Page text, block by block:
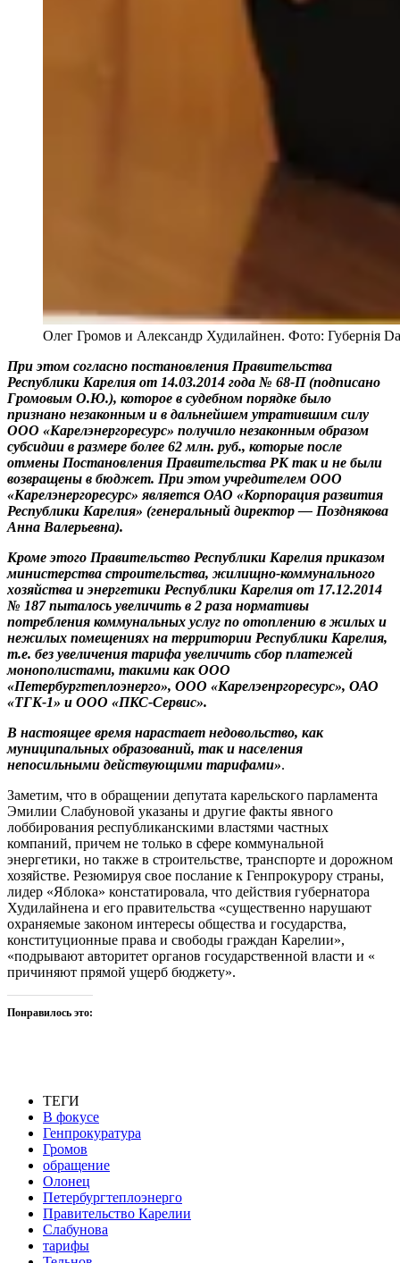
Олег Громов и Александр Худилайнен. Фото: Губернiя
При этом согласно постановления Правительства
Республики Карелия от 14.03.2014 года № 68-П (подписано
Громовым О.Ю.), которое в судебном порядке было
признано незаконным и в дальнейшем утратившим силу
ООО «Карелэнергоресурс» получило незаконным образом
субсидии в размере более 62 млн. руб., которые после
отмены Постановления Правительства РК так и не были
возвращены в бюджет. При этом учредителем ООО
«Карелэнергоресурс» является ОАО «Корпорация развития
Республики Карелия» (генеральный директор — Позднякова
Анна Валерьевна).
Кроме этого Правительство Республики Карелия приказом
министерства строительства, жилищно-коммунального
хозяйства и энергетики Республики Карелия от 17.12.2014
№ 187 пыталось увеличить в 2 раза нормативы
потребления коммунальных услуг по отоплению в жилых и
нежилых помещениях на территории Республики Карелия,
т.е. без увеличения тарифа увеличить сбор платежей
монополистами, такими как ООО
«Петербургтеплоэнерго», ООО «Карелэенргоресурс», ОАО
«ТГК-1» и ООО «ПКС-Сервис».
В настоящее время нарастает недовольство, как
муниципальных образований, так и населения
непосильными действующими тарифами».
Заметим, что в обращении депутата карельского парламента
Эмилии Слабуновой указаны и другие факты явного
лоббирования республиканскими властями частных
компаний, причем не только в сфере коммунальной
энергетики, но также в строительстве, транспорте и дорожном
хозяйстве. Резюмируя свое послание к Генпрокурору страны,
лидер «Яблока» констатировала, что действия губернатора
Худилайнена и его правительства «существенно нарушают
охраняемые законом интересы общества и государства,
конституционные права и свободы граждан Карелии»,
«подрывают авторитет органов государственной власти и «
причиняют прямой ущерб бюджету».
Понравилось это:
ТЕГИ
В фокусе
Генпрокуратура
Громов
обращение
Олонец
Петербургтеплоэнерго
Правительство Карелии
Слабунова
тарифы